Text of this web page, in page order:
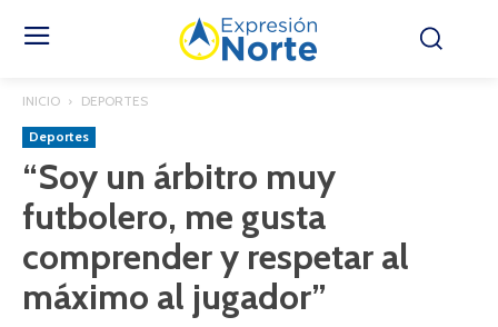
INICIO DEPORTES
Deportes
“Soy un árbitro muy
futbolero, me gusta
comprender y respetar al
máximo al jugador”